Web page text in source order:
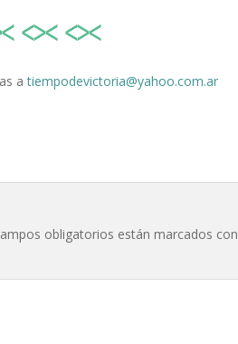
atiempodevictoria@yahoo.com.ar
obligatorios están marcados con